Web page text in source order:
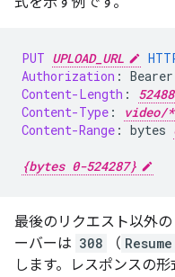
PUT UPLOAD_URL
Authorization : Bearer
Content-Length :
Content-Type :
video/*
Content-Range : bytes
{bytes 0-524287}
最後のリクエスト以外
ーバーは 308 （
します。レスポンスの